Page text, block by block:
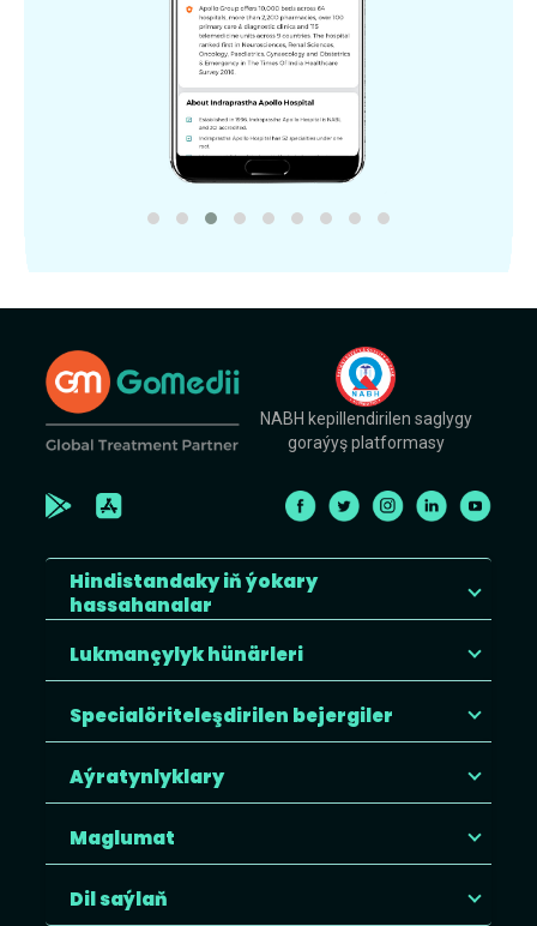
NABH kepillendirilen saglygy
goraýyş platformasy
Hindistandaky iň ýokary
hassahanalar
Lukmançylyk hünärleri
Specialöriteleşdirilen bejergiler
Aýratynlyklary
Maglumat
Dil saýlaň